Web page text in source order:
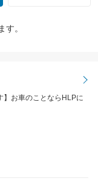
。
】お車のことならHLPに